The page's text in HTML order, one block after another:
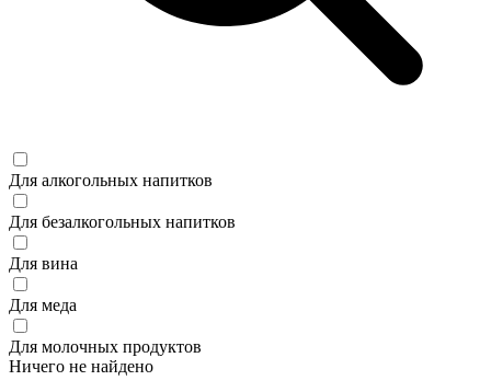
Для алкогольных напитков
Для безалкогольных напитков
Для вина
Для меда
Для молочных продуктов
Ничего не найдено